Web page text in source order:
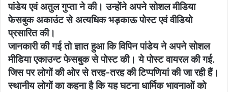
पांडेय एवं अतुल गुप्ता ने की। उन्होंने अपने सोशल मीडिया
फेसबुक अकाउंट से अत्यधिक भड़काऊ पोस्ट एवं वीडियो
प्रसारित की।
जानकारी की गई तो ज्ञात हुआ कि विपिन पांडेय ने अपने सोशल
मीडिया एकाउन्ट फेसबुक से पोस्ट की। ये पोस्ट वायरल की गई.
जिस पर लोगों की ओर से तरह-तरह की टिप्पणियां की जा रही हैं।
स्थानीय लोगों का कहना है कि यह घटना धार्मिक भावनाओं को